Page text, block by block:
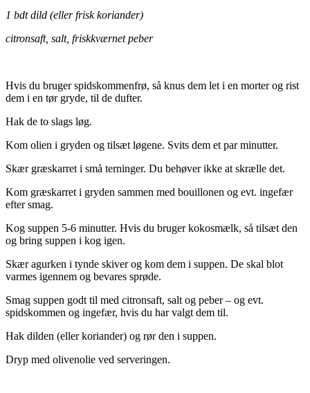
1 bdt dild (eller frisk koriander)
citronsaft, salt, friskkværnet peber
Hvis du bruger spidskommenfrø, så knus dem let i en morter og rist
dem i en tør gryde, til de dufter.
Hak de to slags løg.
Kom olien i gryden og tilsæt løgene. Svits dem et par minutter.
Skær græskarret i små terninger. Du behøver ikke at skrælle det.
Kom græskarret i gryden sammen med bouillonen og evt. ingefær
efter smag.
Kog suppen 5-6 minutter. Hvis du bruger kokosmælk, så tilsæt den
og bring suppen i kog igen.
Skær agurken i tynde skiver og kom dem i suppen. De skal blot
varmes igennem og bevares sprøde.
Smag suppen godt til med citronsaft, salt og peber – og evt.
spidskommen og ingefær, hvis du har valgt dem til.
Hak dilden (eller koriander) og rør den i suppen.
Dryp med olivenolie ved serveringen.